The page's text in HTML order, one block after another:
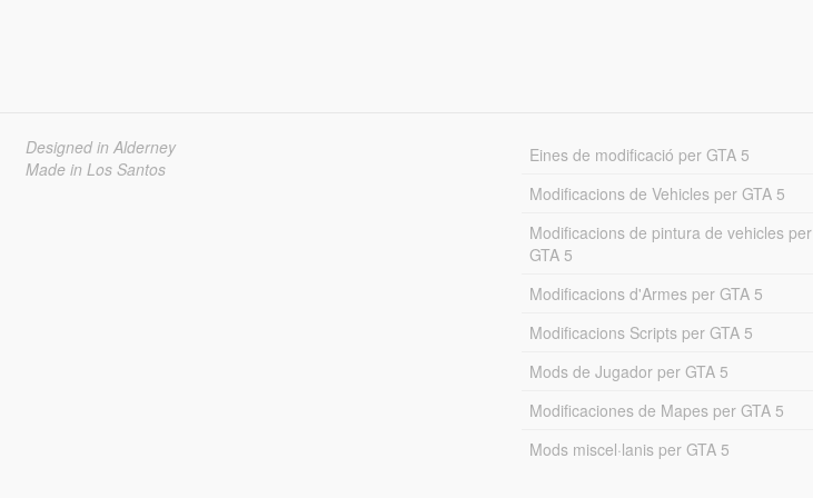
Designed in Alderney
Made in Los Santos
Eines de modificació per GTA 5
Modificacions de Vehicles per GTA 5
Modificacions de pintura de vehicles per
GTA 5
Modificacions d'Armes per GTA 5
Modificacions Scripts per GTA 5
Mods de Jugador per GTA 5
Modificaciones de Mapes per GTA 5
Mods miscel·lanis per GTA 5